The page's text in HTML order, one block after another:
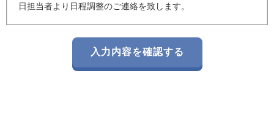
日担当者より日程調整のご連絡を致します。